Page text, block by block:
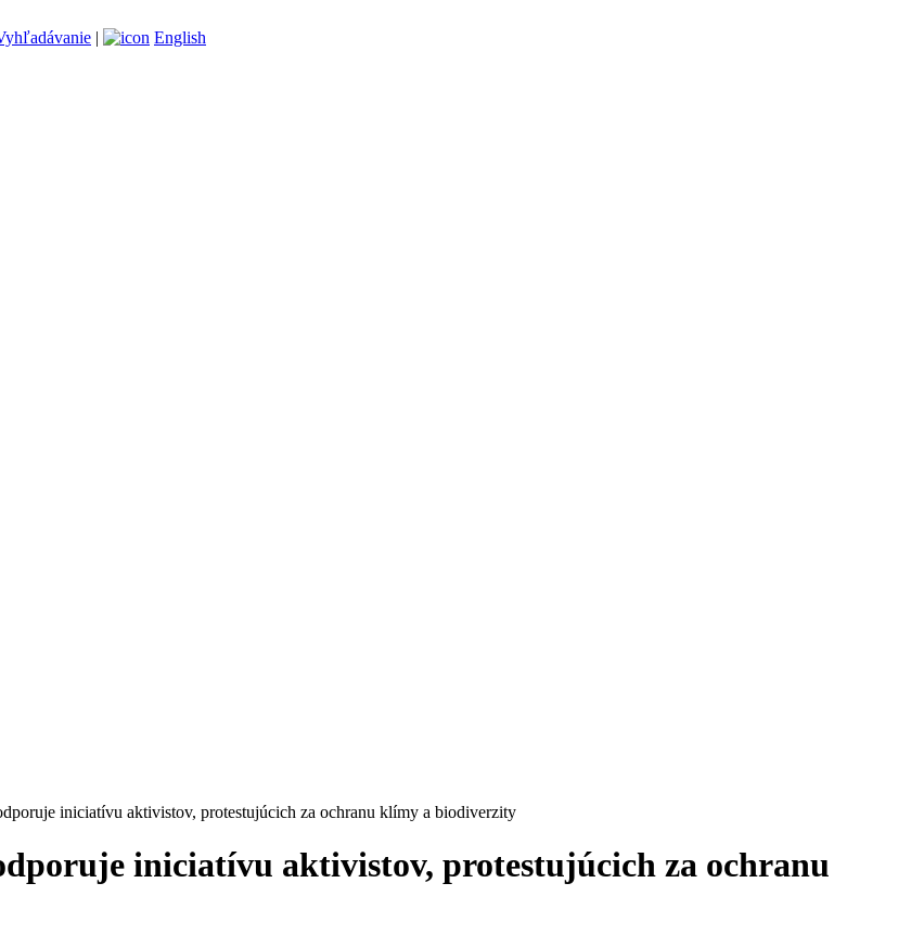
| English
iniciatívu aktivistov, protestujúcich za ochranu klímy a biodiverzity
iniciatívu aktivistov, protestujúcich za ochranu